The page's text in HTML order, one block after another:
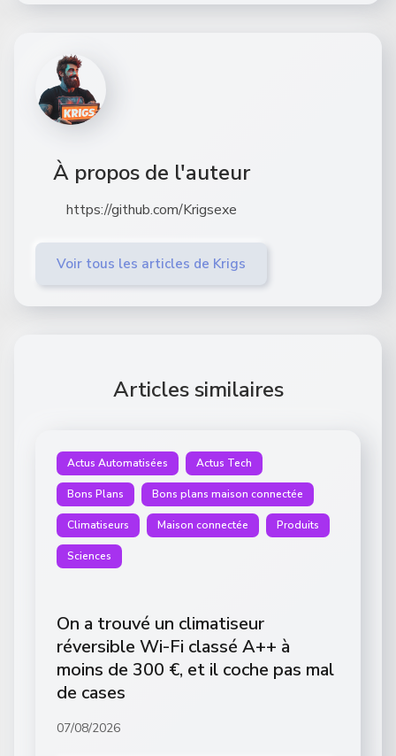
À propos de l'auteur
https://github.com/Krigsexe
Voir tous les articles de Krigs
Articles similaires
Actus Automatisées Actus Tech
Bons Plans Bons plans maison connectée
Climatiseurs Maison connectée Produits
Sciences
On a trouvé un climatiseur
réversible Wi-Fi classé A++ à
moins de 300 €, et il coche pas mal
de cases
07/08/2026